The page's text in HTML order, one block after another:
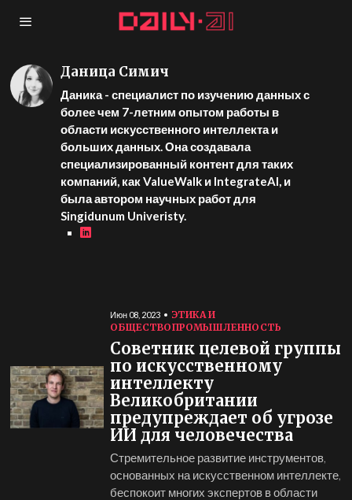
Даница Симич
Даника - специалист по изучению данных с
более чем 7-летним опытом работы в
области искусственного интеллекта и
больших данных. Она создавала
специализированный контент для таких
компаний, как ValueWalk и IntegrateAI, и
была автором научных работ для
Singidunum Univeristy.
Июн 08, 2023
ЭТИКА И
ОБЩЕСТВОПРОМЫШЛЕННОСТЬ
Советник целевой группы
по искусственному
интеллекту
Великобритании
предупреждает об угрозе
ИИ для человечества
Стремительное развитие инструментов,
основанных на искусственном интеллекте,
беспокоит многих экспертов в области